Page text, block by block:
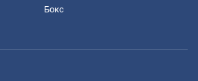
Бокс